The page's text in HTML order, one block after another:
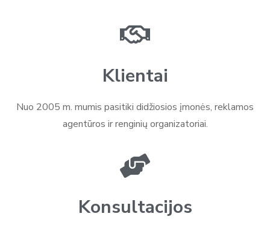
Klientai
Nuo 2005 m. mumis pasitiki didžiosios įmonės, reklamos
agentūros ir renginių organizatoriai.
Konsultacijos